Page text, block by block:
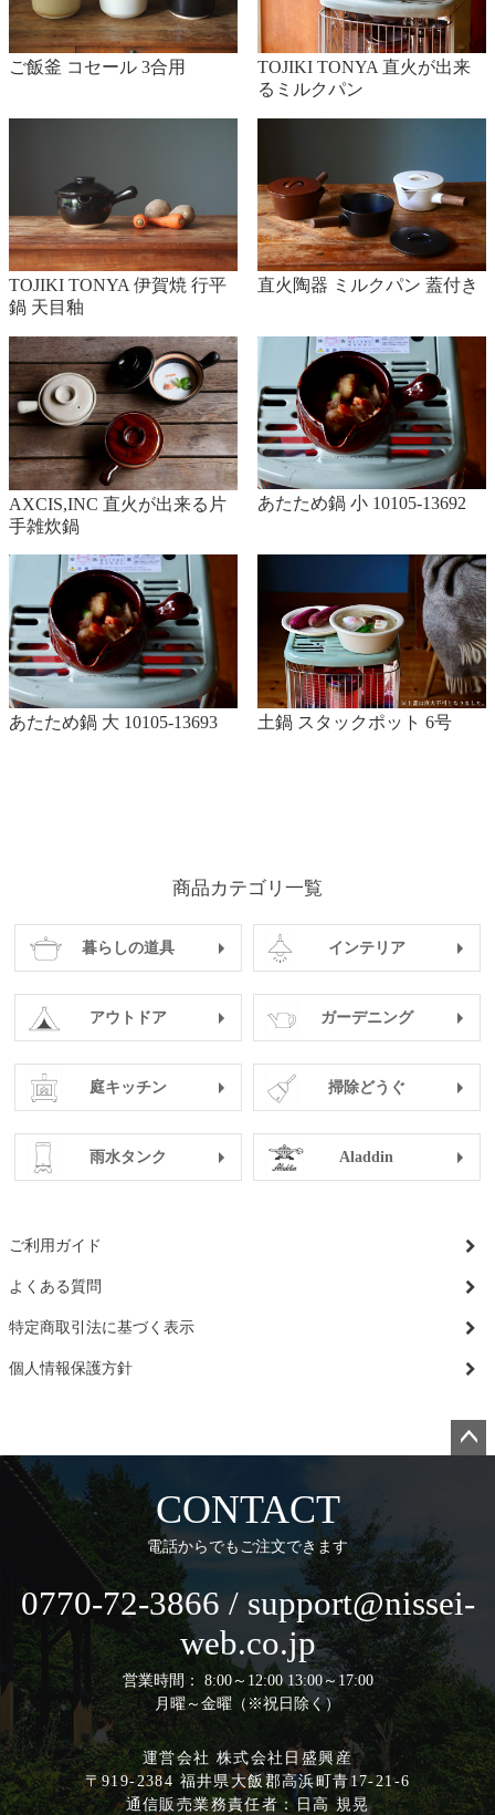
ご飯釜 コセール 3合用
TOJIKI TONYA 直火が出来
るミルクパン
TOJIKI TONYA 伊賀焼 行平
鍋 天目釉
直火陶器 ミルクパン 蓋付き
AXCIS,INC 直火が出来る片
手雑炊鍋
あたため鍋 小 10105-13692
あたため鍋 大 10105-13693 土鍋 スタックポット 6号
商品カテゴリ一覧
暮らしの道具 インテリア
アウトドア ガーデニング
庭キッチン 掃除どうぐ
雨水タンク Aladdin
ご利用ガイド
よくある質問
特定商取引法に基づく表示
個人情報保護方針
へ
CONTACT
電話からでもご注文できます
0770-72-3866 / support@nissei-
web.co.jp
営業時間： 8:00～12:00 13:00～17:00
月曜～金曜（※祝日除く）
運営会社 株式会社日盛興産
〒919-2384 福井県大飯郡高浜町青17-21-6
通信販売業務責任者：日高 規晃